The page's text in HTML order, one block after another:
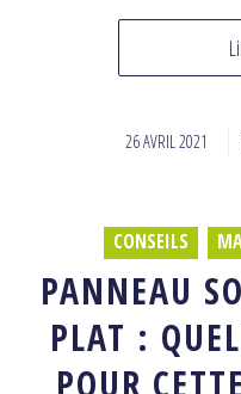
26 AVRIL 2021
/
CONSEILS
PANNEAU
PLAT :
POUR